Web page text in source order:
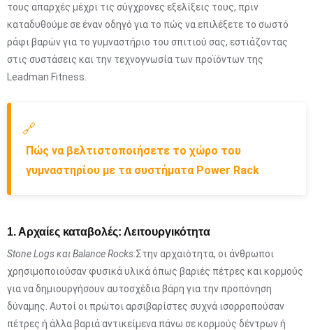
τους απαρχές μέχρι τις σύγχρονες εξελίξεις τους, πριν
καταδυθούμε σε έναν οδηγό για το πώς να επιλέξετε το σωστό
ράφι βαρών για το γυμναστήριο του σπιτιού σας, εστιάζοντας
στις συστάσεις και την τεχνογνωσία των προϊόντων της
Leadman Fitness.
🔗
Πώς να βελτιστοποιήσετε το χώρο του
γυμναστηρίου με τα συστήματα Power Rack
1. Αρχαίες καταβολές: Λειτουργικότητα
Stone Logs και Balance Rocks:Στην αρχαιότητα, οι άνθρωποι
χρησιμοποιούσαν φυσικά υλικά όπως βαριές πέτρες και κορμούς
για να δημιουργήσουν αυτοσχέδια βάρη για την προπόνηση
δύναμης. Αυτοί οι πρώτοι αρσιβαρίστες συχνά ισορροπούσαν
πέτρες ή άλλα βαριά αντικείμενα πάνω σε κορμούς δέντρων ή